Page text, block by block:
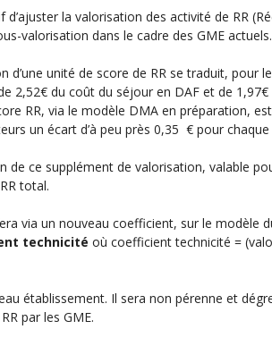
la valorisation des activité de RR
valorisation dans le cadre des GME actuels.
d’une unité de score de RR se traduit, pour
2,52€ du coût du séjour en DAF et de
RR, via le modèle DMA en préparation,
un écart d’à peu près 0,35 € pour chaque
de ce supplément de valorisation, valable
total.
via un nouveau coefficient, sur le modèle
technicité où coefficient technicité =
établissement. Il sera non pérenne et
par les GME.